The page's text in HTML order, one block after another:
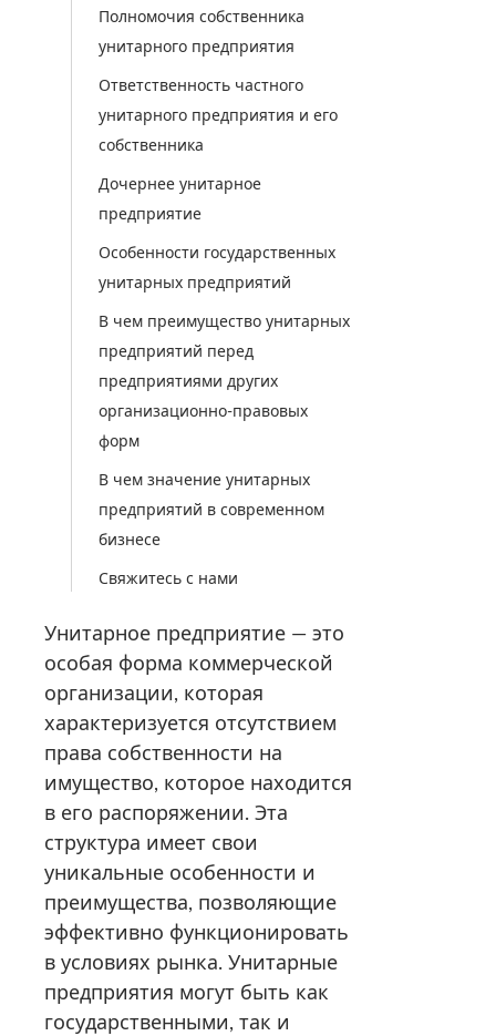
Полномочия собственника
унитарного предприятия
Ответственность частного
унитарного предприятия и его
собственника
Дочернее унитарное
предприятие
Особенности государственных
унитарных предприятий
В чем преимущество унитарных
предприятий перед
предприятиями других
организационно-правовых
форм
В чем значение унитарных
предприятий в современном
бизнесе
Свяжитесь с нами
Унитарное предприятие — это
особая форма коммерческой
организации, которая
характеризуется отсутствием
права собственности на
имущество, которое находится
в его распоряжении. Эта
структура имеет свои
уникальные особенности и
преимущества, позволяющие
эффективно функционировать
в условиях рынка. Унитарные
предприятия могут быть как
государственными, так и